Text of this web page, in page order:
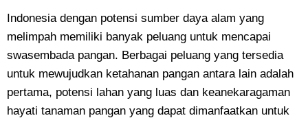
Indonesia dengan potensi sumber daya alam yang
melimpah memiliki banyak peluang untuk mencapai
swasembada pangan. Berbagai peluang yang tersedia
untuk mewujudkan ketahanan pangan antara lain adalah
pertama, potensi lahan yang luas dan keanekaragaman
hayati tanaman pangan yang dapat dimanfaatkan untuk